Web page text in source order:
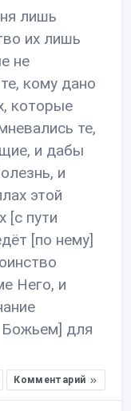
лишь
их лишь
не
кому дано
которые
те,
и дабы
и
этой
[с пути
[по нему]
Него, и
Божьем] для
Комментарий